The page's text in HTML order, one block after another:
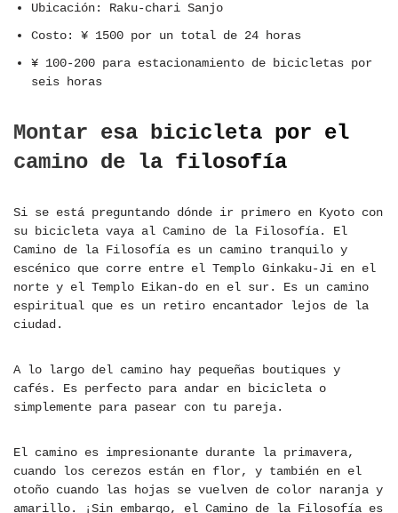
Ubicación: Raku-chari Sanjo
Costo: ¥ 1500 por un total de 24 horas
¥ 100-200 para estacionamiento de bicicletas por
seis horas
Montar esa bicicleta por el
camino de la filosofía
Si se está preguntando dónde ir primero en Kyoto con
su bicicleta vaya al Camino de la Filosofía. El
Camino de la Filosofía es un camino tranquilo y
escénico que corre entre el Templo Ginkaku-Ji en el
norte y el Templo Eikan-do en el sur. Es un camino
espiritual que es un retiro encantador lejos de la
ciudad.
A lo largo del camino hay pequeñas boutiques y
cafés. Es perfecto para andar en bicicleta o
simplemente para pasear con tu pareja.
El camino es impresionante durante la primavera,
cuando los cerezos están en flor, y también en el
otoño cuando las hojas se vuelven de color naranja y
amarillo. ¡Sin embargo, el Camino de la Filosofía es